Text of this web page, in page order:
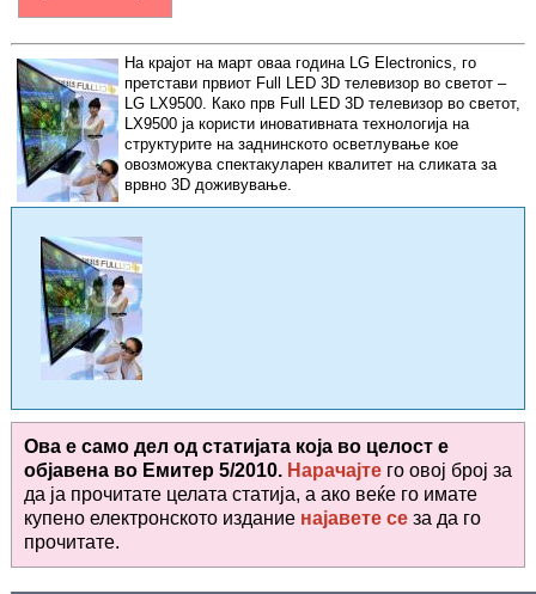
На крајот на март оваа година LG Electronics, го
претстави првиот Full LED 3D телевизор во светот –
LG LX9500. Како прв Full LED 3D телевизор во светот,
LX9500 ја користи иновативната технологија на
структурите на заднинското осветлување кое
овозможува спектакуларен квалитет на сликата за
врвно 3D доживување.
Ова е само дел од статијата која во целост е
објавена во Емитер 5/2010. Нарачајте го овој број за
да ја прочитате целата статија, а ако веќе го имате
купено електронското издание најавете се за да го
прочитате.